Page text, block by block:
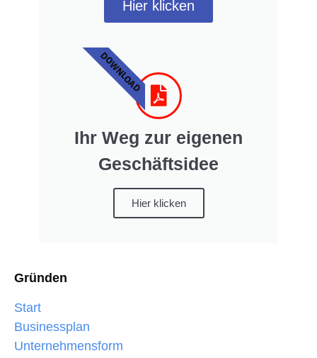
Hier klicken
Ihr Weg zur eigenen
Geschäftsidee
Hier klicken
DOWNLOAD
Gründen
Start
Businessplan
Unternehmensform